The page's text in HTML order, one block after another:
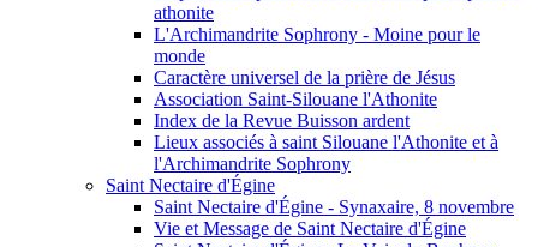
athonite
L'Archimandrite Sophrony - Moine pour le
monde
Caractère universel de la prière de Jésus
Association Saint-Silouane l'Athonite
Index de la Revue Buisson ardent
Lieux associés à saint Silouane l'Athonite et à
l'Archimandrite Sophrony
Saint Nectaire d'Égine
Saint Nectaire d'Égine - Synaxaire, 8 novembre
Vie et Message de Saint Nectaire d'Égine